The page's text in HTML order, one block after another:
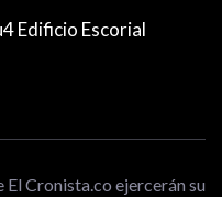
Edificio Escorial
El Cronista.co ejercerán su